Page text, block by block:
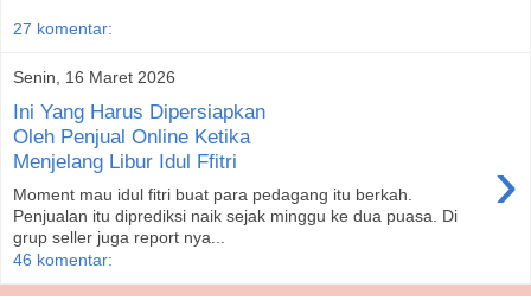
27 komentar:
Senin, 16 Maret 2026
Ini Yang Harus Dipersiapkan
Oleh Penjual Online Ketika
Menjelang Libur Idul Ffitri
›
Moment mau idul fitri buat para pedagang itu berkah.
Penjualan itu diprediksi naik sejak minggu ke dua puasa. Di
grup seller juga report nya...
46 komentar: